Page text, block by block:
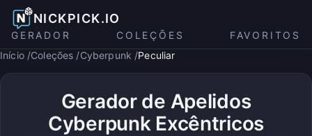
NICKPICK.IO
GERADOR COLEÇÕES
FAVORITOS
Início Coleções Cyberpunk Peculiar
Gerador de Apelidos
Cyberpunk Excêntricos